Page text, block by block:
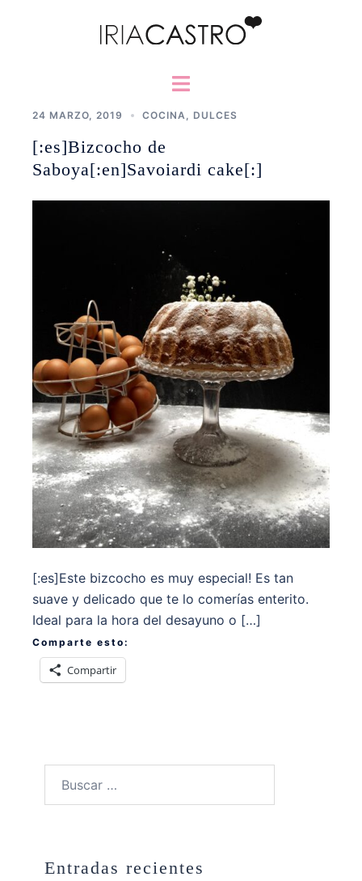
Alternar
24 MARZO, 2019 COCINA DULCES
[:es]Bizcocho de
Saboya[:en]Savoiardi cake[:]
[:es]Este bizcocho es muy especial! Es tan
suave y delicado que te lo comerías enterito.
Ideal para la hora del desayuno o […]
Comparte esto:
Compartir
Entradas recientes